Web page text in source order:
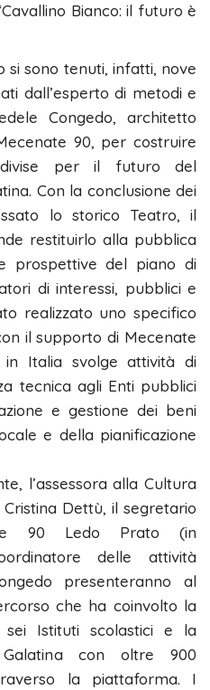
Bianco: il futuro è
si sono tenuti, infatti, nove
dall’esperto di metodi e
Congedo, architetto
90, per costruire
per il futuro del
Con la conclusione dei
lo storico Teatro, il
restituirlo alla pubblica
prospettive del piano di
di interessi, pubblici e
realizzato uno specifico
il supporto di Mecenate
in Italia svolge attività di
tecnica agli Enti pubblici
e gestione dei beni
e della pianificazione
l’assessora alla Cultura
Dettù, il segretario
90 Ledo Prato (in
delle attività
presenteranno al
che ha coinvolto la
Istituti scolastici e la
con oltre 900
la piattaforma. I